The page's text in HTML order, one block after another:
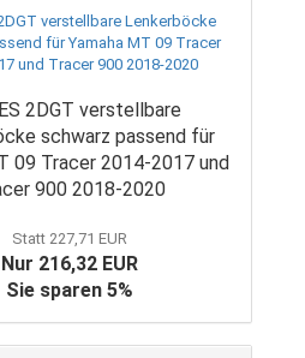
2DGT verstellbare
schwarz passend für
09 Tracer 2014-2017 und
900 2018-2020
Statt 227,71 EUR
Nur 216,32 EUR
Sie sparen 5%